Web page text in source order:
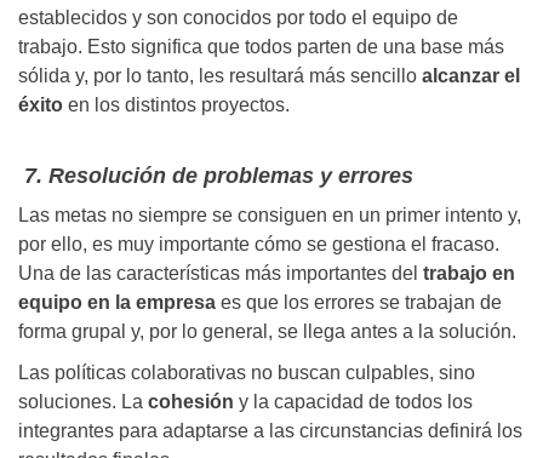
establecidos y son conocidos por todo el equipo de
trabajo. Esto significa que todos parten de una base más
sólida y, por lo tanto, les resultará más sencillo alcanzar el
éxito en los distintos proyectos.
7. Resolución de problemas y errores
Las metas no siempre se consiguen en un primer intento y,
por ello, es muy importante cómo se gestiona el fracaso.
Una de las características más importantes del trabajo en
equipo en la empresa es que los errores se trabajan de
forma grupal y, por lo general, se llega antes a la solución.
Las políticas colaborativas no buscan culpables, sino
soluciones. La cohesión y la capacidad de todos los
integrantes para adaptarse a las circunstancias definirá los